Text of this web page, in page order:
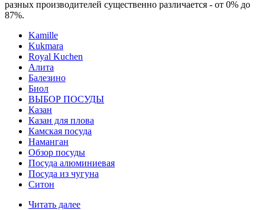
разных производителей существенно различается - от 0% до
87%.
Kamille
Kukmara
Royal Kuchen
Алита
Балезино
Биол
ВЫБОР ПОСУДЫ
Казан
Казан для плова
Камская посуда
Наманган
Обзор посуды
Посуда алюминиевая
Посуда из чугуна
Ситон
Читать далее